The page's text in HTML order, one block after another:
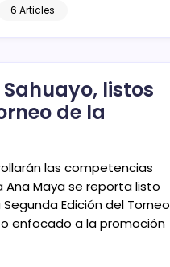
6 Articles
listos
de la
las competencias
Ana Maya se reporta listo
Edición del Torneo
enfocado a la promoción